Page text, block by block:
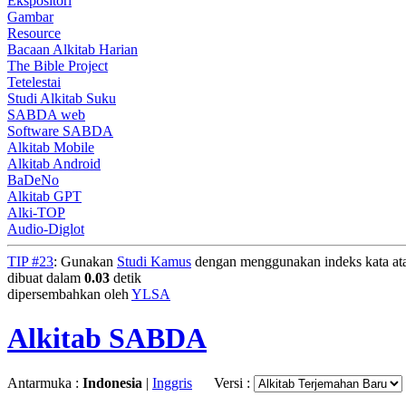
Gambar
Resource
Bacaan Alkitab Harian
The Bible Project
Tetelestai
Studi Alkitab Suku
SABDA web
Software SABDA
Alkitab Mobile
Alkitab Android
BaDeNo
Alkitab GPT
Alki-TOP
Audio-Diglot
TIP #23: Gunakan Studi Kamus dengan menggunakan indeks kata
dibuat dalam 0.03 detik
dipersembahkan oleh YLSA
Alkitab SABDA
Antarmuka : Indonesia | Inggris Versi :